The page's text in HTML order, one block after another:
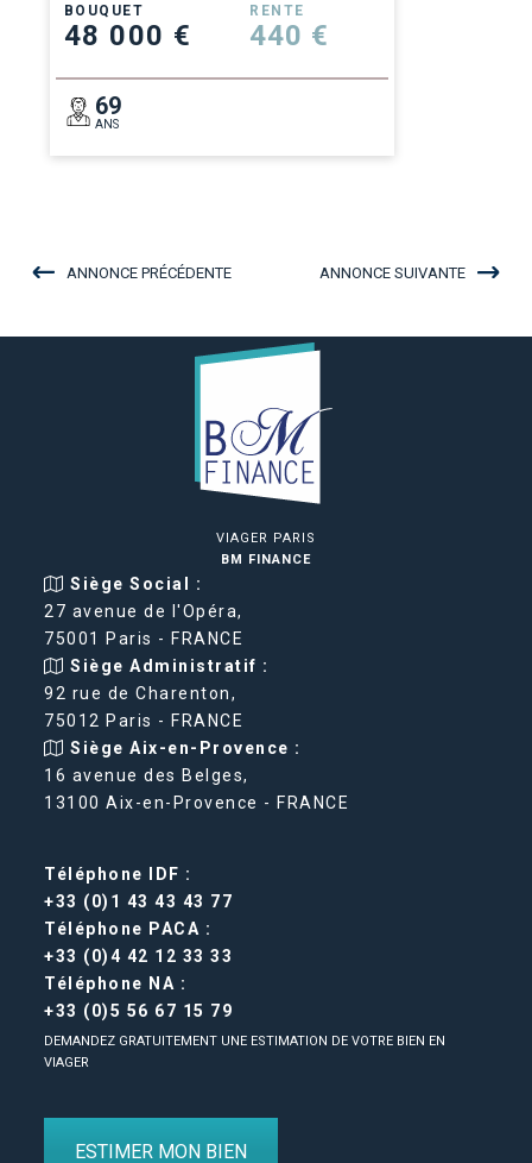
BOUQUET
48 000 €
RENTE
440 €
69
ANS
ANNONCE PRÉCÉDENTE ANNONCE SUIVANTE
VIAGER PARIS
BM FINANCE
Siège Social :
27 avenue de l'Opéra,
75001 Paris - FRANCE
Siège Administratif :
92 rue de Charenton,
75012 Paris - FRANCE
Siège Aix-en-Provence :
16 avenue des Belges,
13100 Aix-en-Provence - FRANCE
Téléphone IDF :
+33 (0)1 43 43 43 77
Téléphone PACA :
+33 (0)4 42 12 33 33
Téléphone NA :
+33 (0)5 56 67 15 79
DEMANDEZ GRATUITEMENT UNE ESTIMATION DE VOTRE BIEN EN
VIAGER
ESTIMER MON BIEN